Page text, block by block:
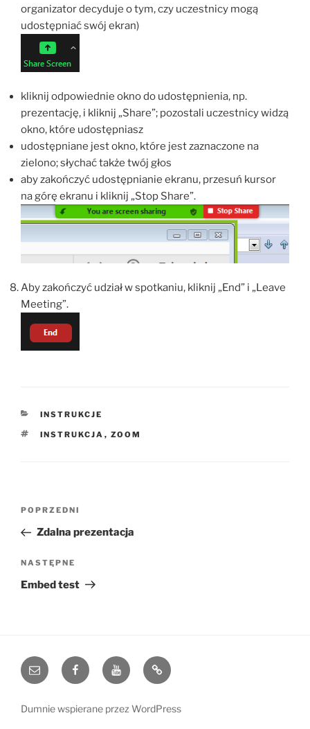
organizator decyduje o tym, czy uczestnicy mogą
udostępniać swój ekran)
kliknij odpowiednie okno do udostępnienia, np.
prezentację, i kliknij „Share”; pozostali uczestnicy widzą
okno, które udostępniasz
udostępniane jest okno, które jest zaznaczone na
zielono; słychać także twój głos
aby zakończyć udostępnianie ekranu, przesuń kursor
na górę ekranu i kliknij „Stop Share”.
Aby zakończyć udział w spotkaniu, kliknij „End” i „Leave
Meeting”.
KATEGORIE
INSTRUKCJE
TAGI
INSTRUKCJA , ZOOM
Nawigacja
Poprzedni
wpis
POPRZEDNI
Zdalna prezentacja
Następny
wpis
NASTĘPNE
Embed test
e-
mail
FacebookYouTubeBlog
Dumnie wspierane przez WordPress